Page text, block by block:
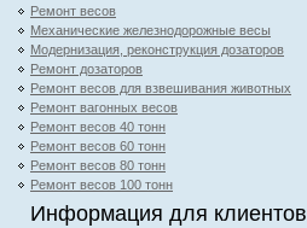
Ремонт весов
Механические железнодорожные весы
Модернизация, реконструкция дозаторов
Ремонт дозаторов
Ремонт весов для взвешивания животных
Ремонт вагонных весов
Ремонт весов 40 тонн
Ремонт весов 60 тонн
Ремонт весов 80 тонн
Ремонт весов 100 тонн
Информация для клиентов